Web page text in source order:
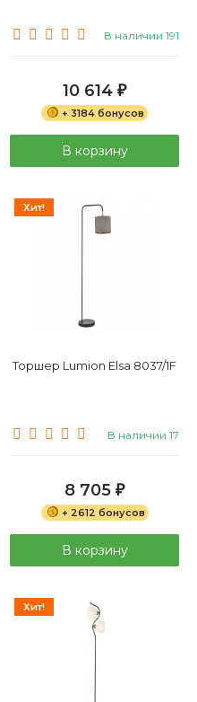
В наличии 191
10 614 ₽
+ 3184 бонусов
В корзину
Хит!
Торшер Lumion Elsa 8037/1F
В наличии 17
8 705 ₽
+ 2612 бонусов
В корзину
Хит!